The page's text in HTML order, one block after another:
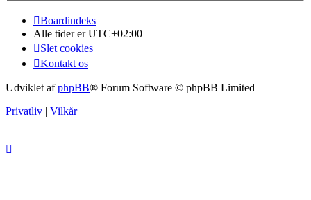
Boardindeks
Alle tider erUTC+02:00
Slet cookies
Kontakt os
Udviklet afphpBB® Forum Software © phpBB Limited
Privatliv | Vilkår